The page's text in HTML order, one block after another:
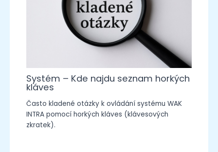
Systém – Kde najdu seznam horkých
kláves
Často kladené otázky k ovládání systému WAK
INTRA pomocí horkých kláves (klávesových
zkratek).